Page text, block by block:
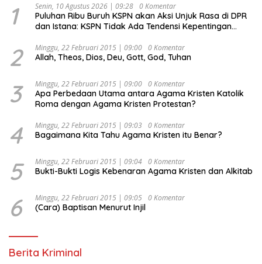
1 Senin, 10 Agustus 2026 | 09:28 0 Komentar
Puluhan Ribu Buruh KSPN akan Aksi Unjuk Rasa di DPR
dan Istana: KSPN Tidak Ada Tendensi Kepentingan
2 Minggu, 22 Februari 2015 | 09:00 0 Komentar
Allah, Theos, Dios, Deu, Gott, God, Tuhan
3 Minggu, 22 Februari 2015 | 09:00 0 Komentar
Apa Perbedaan Utama antara Agama Kristen Katolik
Roma dengan Agama Kristen Protestan?
4 Minggu, 22 Februari 2015 | 09:03 0 Komentar
Bagaimana Kita Tahu Agama Kristen itu Benar?
5 Minggu, 22 Februari 2015 | 09:04 0 Komentar
Bukti-Bukti Logis Kebenaran Agama Kristen dan Alkitab
6 Minggu, 22 Februari 2015 | 09:05 0 Komentar
(Cara) Baptisan Menurut Injil
Berita Kriminal